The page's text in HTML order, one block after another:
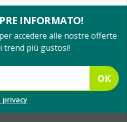
INFORMATO!
accedere alle nostre offerte
trend più gustosi!
OK
privacy